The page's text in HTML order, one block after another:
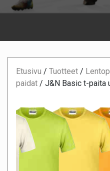
Etusivu / Tuotteet /
paidat / J&N Basic t-paita